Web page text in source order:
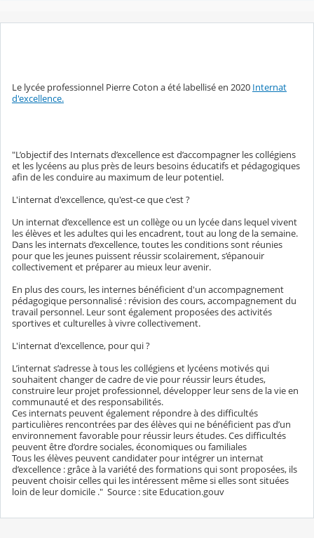
Le lycée professionnel Pierre Coton a été labellisé en 2020 Internat
d'excellence.
"L’objectif des Internats d’excellence est d’accompagner les collégiens
et les lycéens au plus près de leurs besoins éducatifs et pédagogiques
afin de les conduire au maximum de leur potentiel.
L'internat d'excellence, qu'est-ce que c'est ?
Un internat d’excellence est un collège ou un lycée dans lequel vivent
les élèves et les adultes qui les encadrent, tout au long de la semaine.
Dans les internats d’excellence, toutes les conditions sont réunies
pour que les jeunes puissent réussir scolairement, s’épanouir
collectivement et préparer au mieux leur avenir.
En plus des cours, les internes bénéficient d'un accompagnement
pédagogique personnalisé : révision des cours, accompagnement du
travail personnel. Leur sont également proposées des activités
sportives et culturelles à vivre collectivement.
L'internat d'excellence, pour qui ?
L’internat s’adresse à tous les collégiens et lycéens motivés qui
souhaitent changer de cadre de vie pour réussir leurs études,
construire leur projet professionnel, développer leur sens de la vie en
communauté et des responsabilités.
Ces internats peuvent également répondre à des difficultés
particulières rencontrées par des élèves qui ne bénéficient pas d’un
environnement favorable pour réussir leurs études. Ces difficultés
peuvent être d’ordre sociales, économiques ou familiales
Tous les élèves peuvent candidater pour intégrer un internat
d’excellence : grâce à la variété des formations qui sont proposées, ils
peuvent choisir celles qui les intéressent même si elles sont situées
loin de leur domicile ." Source : site Education.gouv